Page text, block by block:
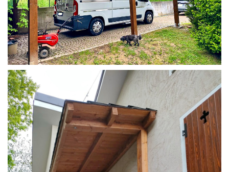
COPERTURA CAMPER